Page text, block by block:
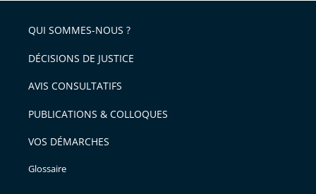
QUI SOMMES-NOUS ?
DÉCISIONS DE JUSTICE
AVIS CONSULTATIFS
PUBLICATIONS & COLLOQUES
VOS DÉMARCHES
Glossaire